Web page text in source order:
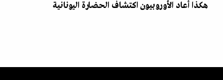
هكذا أعاد الأوروبيون اكتشاف الحضارة اليونانية